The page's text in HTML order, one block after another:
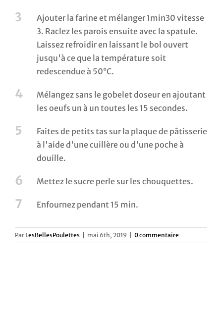
3
Ajouter la farine et mélanger 1min30 vitesse
3. Raclez les parois ensuite avec la spatule.
Laissez refroidir en laissant le bol ouvert
jusqu'à ce que la température soit
redescendue à 50°C.
4
Mélangez sans le gobelet doseur en ajoutant
les oeufs un à un toutes les 15 secondes.
5
Faites de petits tas sur la plaque de pâtisserie
à l'aide d'une cuillère ou d'une poche à
douille.
6 Mettez le sucre perle sur les chouquettes.
7 Enfournez pendant 15 min.
Par LesBellesPoulettes | mai 6th, 2019 | 0 commentaire